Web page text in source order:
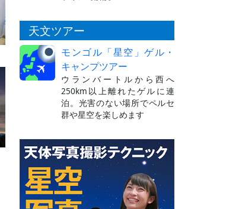
天文ツアー
モンゴル「星空」ゲル・
キャンプツアー
ウランバートルから西へ
250km以上離れたゲルに連
泊。光害のない場所でペルセ
群や星空を楽しめます